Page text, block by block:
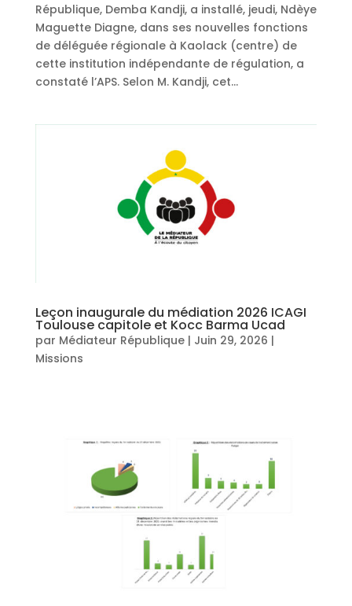
République, Demba Kandji, a installé, jeudi, Ndèye
Maguette Diagne, dans ses nouvelles fonctions
de déléguée régionale à Kaolack (centre) de
cette institution indépendante de régulation, a
constaté l’APS. Selon M. Kandji, cet...
Leçon inaugurale du médiation 2026 ICAGI
Toulouse capitole et Kocc Barma Ucad
par Médiateur République| Juin 29, 2026 |
Missions